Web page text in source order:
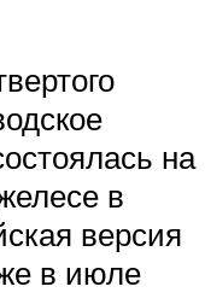
на
в
версия
в июле